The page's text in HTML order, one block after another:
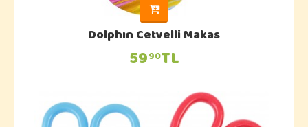
Dolphın Cetvelli Makas
5990TL